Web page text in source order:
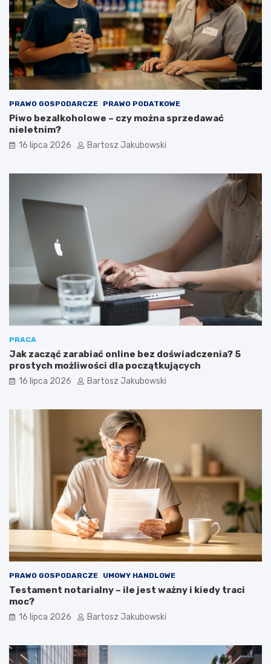
PRAWO GOSPODARCZE PRAWO PODATKOWE
Piwo bezalkoholowe – czy można sprzedawać
nieletnim?
16 lipca 2026 Bartosz Jakubowski
PRACA
Jak zacząć zarabiać online bez doświadczenia? 5
prostych możliwości dla początkujących
16 lipca 2026 Bartosz Jakubowski
PRAWO GOSPODARCZE UMOWY HANDLOWE
Testament notarialny – ile jest ważny i kiedy traci
moc?
16 lipca 2026 Bartosz Jakubowski